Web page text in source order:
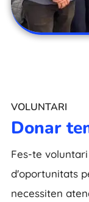
VOLUNTARI
Donar
Fes-te
d'oportunitats
necessiten